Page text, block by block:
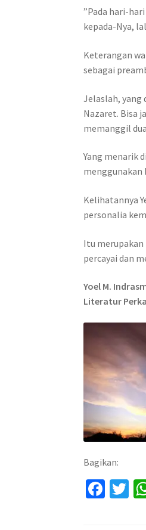
”Pada hari-
kepada-Nya,
Keterangan
sebagai
Jelaslah, yang
Nazaret. Bisa
memanggil
Yang menarik
menggunakan
Kelihatannya
personalia
Itu merupakan
percayai dan
Yoel M.
Literatur
Bagikan:
Fa T